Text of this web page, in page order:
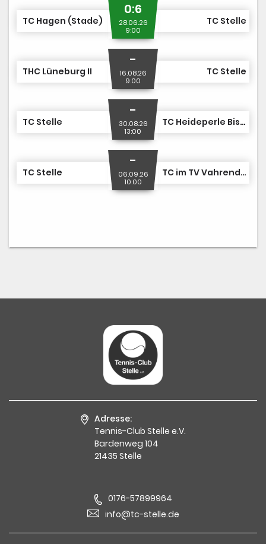
TC Hagen (Stade)
0:6
28.06.26
9:00
TC Stelle
THC Lüneburg II
-
16.08.26
9:00
TC Stelle
TC Stelle
-
30.08.26
13:00
TC Heideperle Bispingen
TC Stelle
-
06.09.26
10:00
TC im TV Vahrendorf
Adresse:
Tennis-Club Stelle e.V.
Bardenweg 104
21435 Stelle
0176-57899964
info@tc-stelle.de